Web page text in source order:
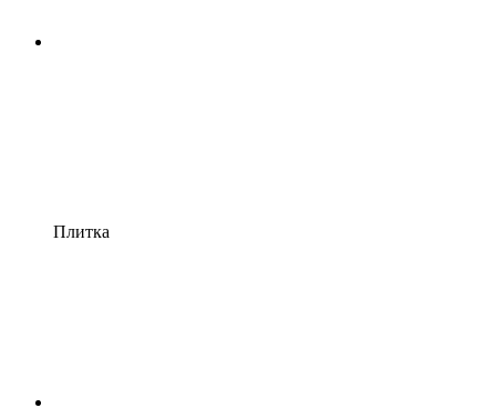
Плитка